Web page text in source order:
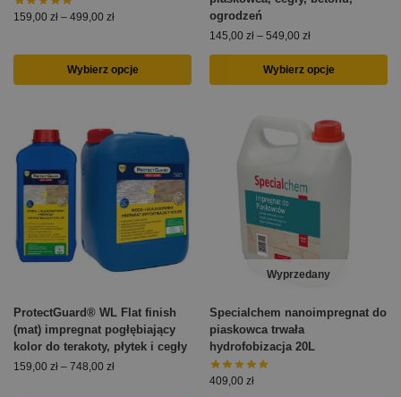
159,00 zł – 499,00 zł
Wybierz opcje
ogrodzeń
145,00 zł – 549,00 zł
Wybierz opcje
ProtectGuard® WL Flat finish
(mat) impregnat pogłębiający
kolor do terakoty, płytek i cegły
159,00 zł – 748,00 zł
Wyprzedany
Specialchem nanoimpregnat do
piaskowca trwała
hydrofobizacja 20L
409,00 zł